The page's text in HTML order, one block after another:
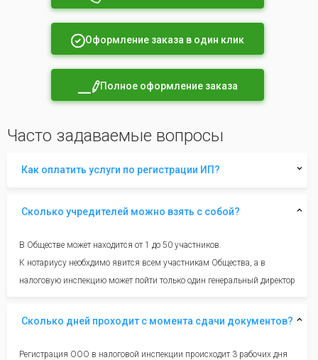
Оформление заказа в один клик
Полное оформление заказа
Часто задаваемые вопросы
Как оплатить услуги по регистрации ИП?
Сколько учредителей можно взять с собой?
В Обществе может находится от 1 до 50 участников.
К нотариусу необхдимо явится всем участникам Общества, а в
налоговую инспекцию может пойти только один генеральный директор
Сколько дней проходит с момента сдачи документов?
Регистрация ООО в налоговой инспекции происходит 3 рабочих дня